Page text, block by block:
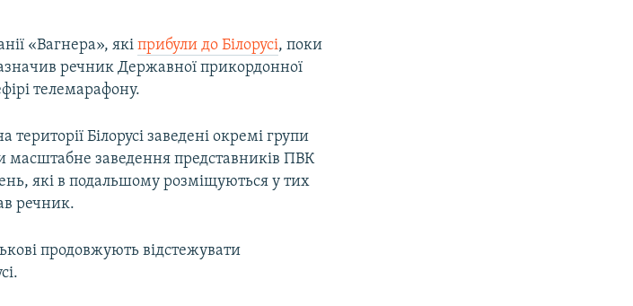
«Вагнера», якіприбули до Білорусі, поки
речник Державної прикордонної
телемарафону.
Білорусі заведені окремі групи
масштабне заведення представників ПВК
які в подальшому розміщуються у тих
речник.
продовжують відстежувати